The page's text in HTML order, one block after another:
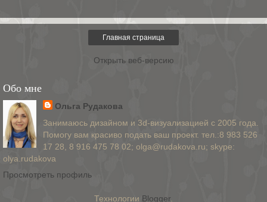
Главная страница
Открыть веб-версию
Обо мне
Ольга Рудакова
Занимаюсь дизайном и 3d-визуализацией с 2005 года.
Помогу вам красиво подать ваш проект. тел.:8 983 526
17 28, 8 916 475 78 02; olga@rudakova.ru; skype:
olya.rudakova
Просмотреть профиль
Технологии Blogger